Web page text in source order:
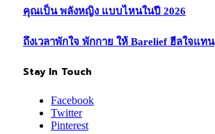
คุณเป็น พลังหญิง แบบไหนในปี 2026
ถึงเวลาพักใจ พักกาย ให้ Barelief ฮีลใจแทน
Stay In Touch
Facebook
Twitter
Pinterest